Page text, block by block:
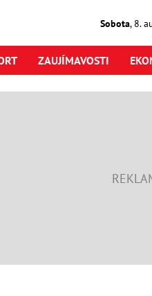
Sobota, 8.
ZAUJÍMAVOSTI